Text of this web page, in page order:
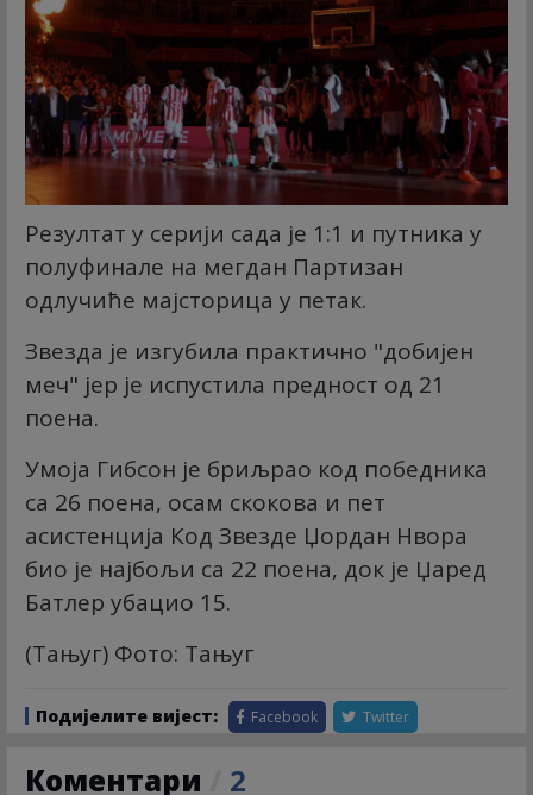
Резултат у серији сада је 1:1 и путника у
полуфинале на мегдан Партизан
одлучиће мајсторица у петак.
Звезда је изгубила практично "добијен
меч" јер је испустила предност од 21
поена.
Умоја Гибсон је бриљрао код победника
са 26 поена, осам скокова и пет
асистенција Код Звезде Џордан Нвора
био је најбољи са 22 поена, док је Џаред
Батлер убацио 15.
(Тањуг) Фото: Тањуг
Подијелите вијест: Facebook Twitter
Коментари 2